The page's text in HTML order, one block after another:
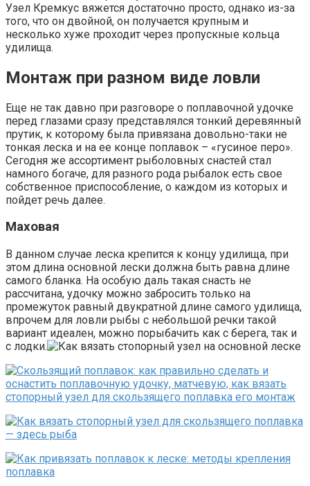
Узел Кремкус вяжется достаточно просто, однако из-за
того, что он двойной, он получается крупным и
несколько хуже проходит через пропускные кольца
удилища.
Монтаж при разном виде ловли
Еще не так давно при разговоре о поплавочной удочке
перед глазами сразу представлялся тонкий деревянный
прутик, к которому была привязана довольно-таки не
тонкая леска и на ее конце поплавок – «гусиное перо».
Сегодня же ассортимент рыболовных снастей стал
намного богаче, для разного рода рыбалок есть свое
собственное приспособление, о каждом из которых и
пойдет речь далее.
Маховая
В данном случае леска крепится к концу удилища, при
этом длина основной лески должна быть равна длине
самого бланка. На особую даль такая снасть не
рассчитана, удочку можно забросить только на
промежуток равный двукратной длине самого удилища,
впрочем для ловли рыбы с небольшой речки такой
вариант идеален, можно порыбачить как с берега, так и
с лодки.